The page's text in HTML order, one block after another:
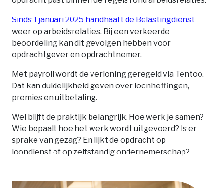
Sinds 1 januari 2025 handhaaft de Belastingdienst
weer op arbeidsrelaties. Bij een verkeerde
beoordeling kan dit gevolgen hebben voor
opdrachtgever en opdrachtnemer.
Met payroll wordt de verloning geregeld via Tentoo.
Dat kan duidelijkheid geven over loonheffingen,
premies en uitbetaling.
Wel blijft de praktijk belangrijk. Hoe werk je samen?
Wie bepaalt hoe het werk wordt uitgevoerd? Is er
sprake van gezag? En lijkt de opdracht op
loondienst of op zelfstandig ondernemerschap?